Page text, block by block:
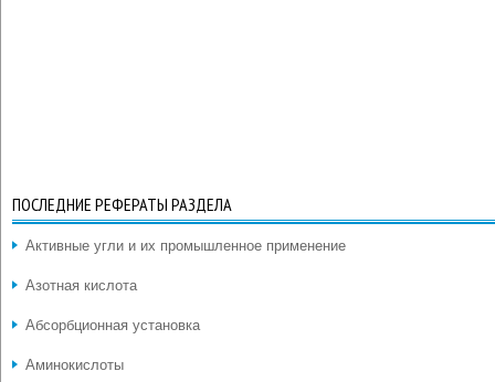
ПОСЛЕДНИЕ РЕФЕРАТЫ РАЗДЕЛА
Активные угли и их промышленное применение
Азотная кислота
Абсорбционная установка
Аминокислоты